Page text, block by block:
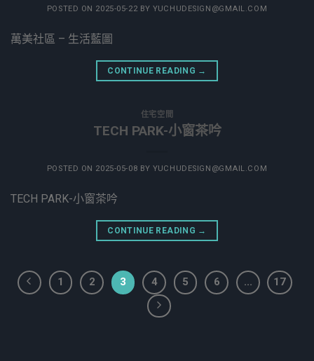
POSTED ON 2025-05-22 BYYUCHUDESIGN@GMAIL.COM
萬美社區 – 生活藍圖
CONTINUE READING →
住宅空間
TECH PARK-小窗茶吟
POSTED ON 2025-05-08 BYYUCHUDESIGN@GMAIL.COM
TECH PARK-小窗茶吟
CONTINUE READING →
1 2 3 4 5 6 ... 17